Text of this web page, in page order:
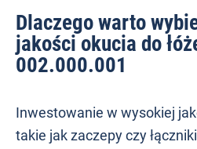
Dlaczego warto
jakości okucia do
002.000.001
Inwestowanie w wysokiej
takie jak zaczepy czy